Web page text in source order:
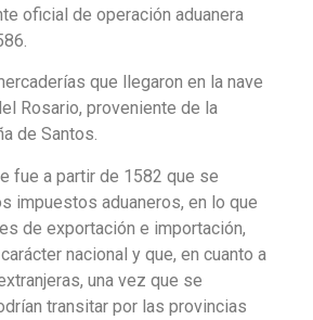
oficial de operación aduanera
que llegaron en la nave
Rosario, proveniente de la
de Santos.
fue a partir de 1582 que se
impuestos aduaneros, en lo que
de exportación e importación,
nacional y que, en cuanto a
una vez que se
transitar por las provincias